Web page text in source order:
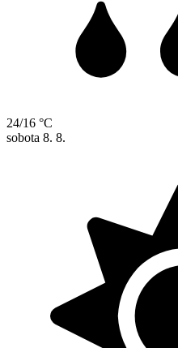
24/16 °C
sobota 8. 8.